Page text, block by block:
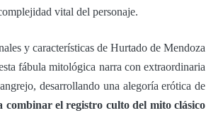
vital del personaje.
y características de Hurtado de Mendoza
fábula mitológica narra con extraordinaria
desarrollando una alegoría erótica de
el registro culto del mito clásico